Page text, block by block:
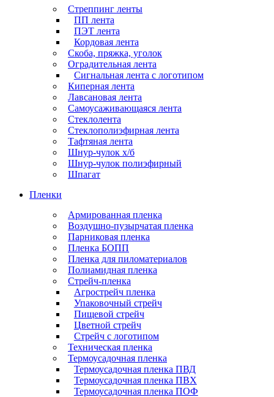
Стреппинг ленты
ПП лента
ПЭТ лента
Кордовая лента
Скоба, пряжка, уголок
Оградительная лента
Сигнальная лента с логотипом
Киперная лента
Лавсановая лента
Самоусаживающаяся лента
Стеклолента
Стеклополиэфирная лента
Тафтяная лента
Шнур-чулок х/б
Шнур-чулок полиэфирный
Шпагат
Пленки
Армированная пленка
Воздушно-пузырчатая пленка
Парниковая пленка
Пленка БОПП
Пленка для пиломатериалов
Полиамидная пленка
Стрейч-пленка
Агрострейч пленка
Упаковочный стрейч
Пищевой стрейч
Цветной стрейч
Стрейч с логотипом
Техническая пленка
Термоусадочная пленка
Термоусадочная пленка ПВД
Термоусадочная пленка ПВХ
Термоусадочная пленка ПОФ